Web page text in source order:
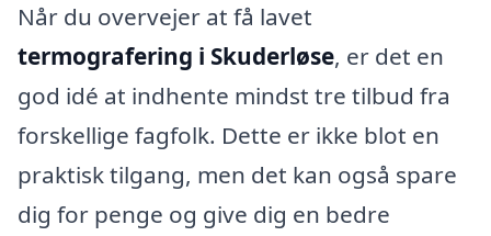
Når du overvejer at få lavet
termografering i Skuderløse, er det en
god idé at indhente mindst tre tilbud fra
forskellige fagfolk. Dette er ikke blot en
praktisk tilgang, men det kan også spare
dig for penge og give dig en bedre